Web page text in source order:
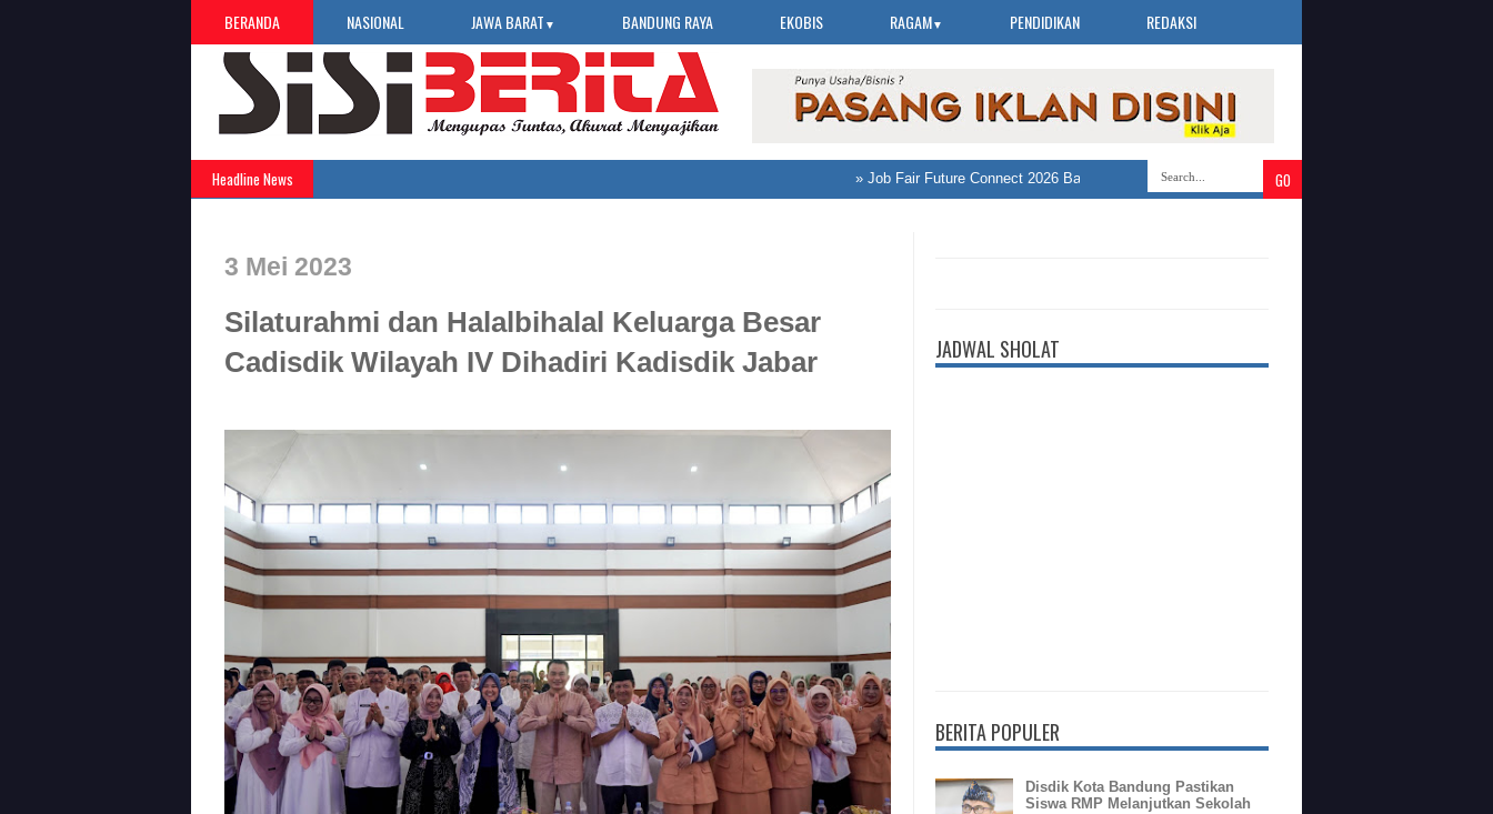
BERANDA NASIONAL JAWA BARAT ▼ BANDUNG RAYA EKOBIS RAGAM▼ PENDIDIKAN REDAKSI
Headline News Job Fair Future Connect 2026 Bandung Selatan Buka 3.019 Lowongan Kerja dari 30 Perusahaan
3 Mei 2023
Silaturahmi dan Halalbihalal Keluarga Besar
Cadisdik Wilayah IV Dihadiri Kadisdik Jabar
JADWAL SHOLAT
BERITA POPULER
Disdik Kota Bandung Pastikan
Siswa RMP Melanjutkan Sekolah